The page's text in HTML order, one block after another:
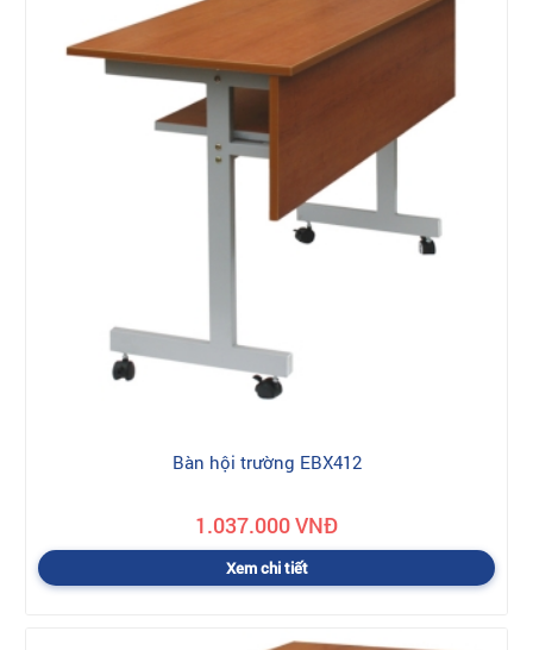
Bàn hội trường EBX412
1.037.000 VNĐ
Xem chi tiết